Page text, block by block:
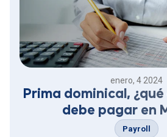
enero, 4 2024
Prima dominical,
debe pagar en
Payroll